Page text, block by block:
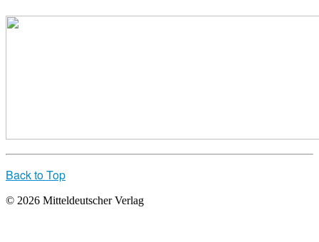
Back to Top
© 2026 Mitteldeutscher Verlag